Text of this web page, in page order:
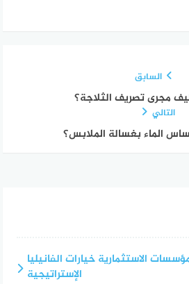
السابق
مجرى تصريف الثلاجة؟
التالي
الماء بغسالة الملابس؟
الاستثمارية خيارات الفانيليا
الإستراتيجية